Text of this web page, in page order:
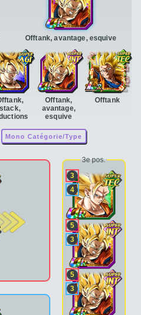
stack,
Offtank,
avantage,
esquive
Offtank
Offtank, avantage, esquive
Mono Catégorie/Type
3e pos.
3
4
5
3
5
3